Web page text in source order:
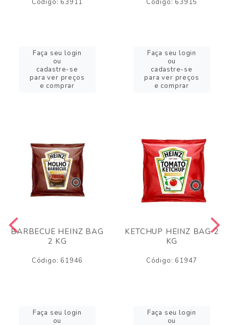
Código: 63911
Faça seu login
ou
cadastre-se
para ver preços
e comprar
Código: 63915
Faça seu login
ou
cadastre-se
para ver preços
e comprar
BARBECUE HEINZ BAG
2 KG
Código: 61946
Faça seu login
ou
KETCHUP HEINZ BAG 2
KG
Código: 61947
Faça seu login
ou